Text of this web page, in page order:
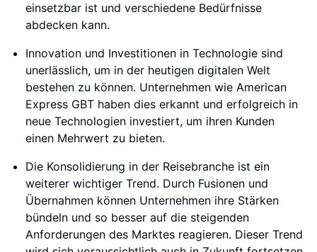
einsetzbar ist und verschiedene Bedürfnisse
abdecken kann.
Innovation und Investitionen in Technologie sind
unerlässlich, um in der heutigen digitalen Welt
bestehen zu können. Unternehmen wie American
Express GBT haben dies erkannt und erfolgreich in
neue Technologien investiert, um ihren Kunden
einen Mehrwert zu bieten.
Die Konsolidierung in der Reisebranche ist ein
weiterer wichtiger Trend. Durch Fusionen und
Übernahmen können Unternehmen ihre Stärken
bündeln und so besser auf die steigenden
Anforderungen des Marktes reagieren. Dieser Trend